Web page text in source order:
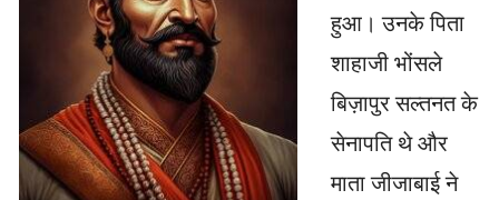
हुआ। उनके पिता
शाहाजी भोंसले
बिज़ापुर सल्तनत के
सेनापति थे और
माता जीजाबाई ने